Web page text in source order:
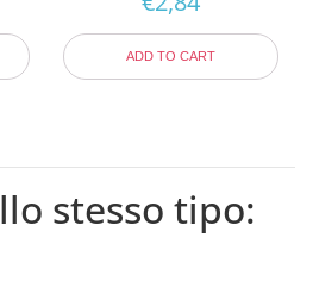
ADD TO CART
stesso tipo: